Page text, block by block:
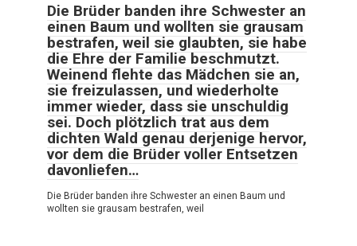
Die Brüder banden ihre Schwester an
einen Baum und wollten sie grausam
bestrafen, weil sie glaubten, sie habe
die Ehre der Familie beschmutzt.
Weinend flehte das Mädchen sie an,
sie freizulassen, und wiederholte
immer wieder, dass sie unschuldig
sei. Doch plötzlich trat aus dem
dichten Wald genau derjenige hervor,
vor dem die Brüder voller Entsetzen
davonliefen…
Die Brüder banden ihre Schwester an einen Baum und
wollten sie grausam bestrafen, weil